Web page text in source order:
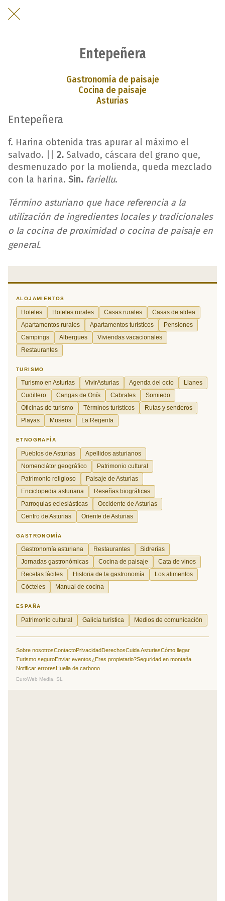
Entepeñera
Gastronomía de paisaje
Cocina de paisaje
Asturias
Entepeñera
f. Harina obtenida tras apurar al máximo el
salvado. || 2. Salvado, cáscara del grano que,
desmenuzado por la molienda, queda mezclado
con la harina. Sin. fariellu.
Término asturiano que hace referencia a la
utilización de ingredientes locales y tradicionales
o la cocina de proximidad o cocina de paisaje en
general.